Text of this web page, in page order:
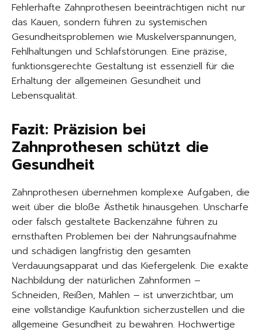
Fehlerhafte Zahnprothesen beeinträchtigen nicht nur
das Kauen, sondern führen zu systemischen
Gesundheitsproblemen wie Muskelverspannungen,
Fehlhaltungen und Schlafstörungen. Eine präzise,
funktionsgerechte Gestaltung ist essenziell für die
Erhaltung der allgemeinen Gesundheit und
Lebensqualität.
Fazit: Präzision bei
Zahnprothesen schützt die
Gesundheit
Zahnprothesen übernehmen komplexe Aufgaben, die
weit über die bloße Ästhetik hinausgehen. Unscharfe
oder falsch gestaltete Backenzähne führen zu
ernsthaften Problemen bei der Nahrungsaufnahme
und schädigen langfristig den gesamten
Verdauungsapparat und das Kiefergelenk. Die exakte
Nachbildung der natürlichen Zahnformen –
Schneiden, Reißen, Mahlen – ist unverzichtbar, um
eine vollständige Kaufunktion sicherzustellen und die
allgemeine Gesundheit zu bewahren. Hochwertige